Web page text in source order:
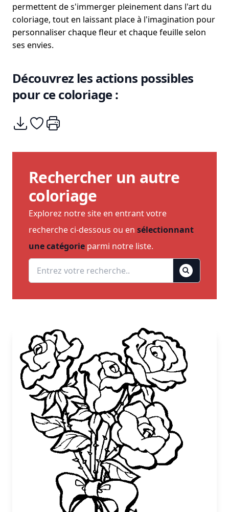
permettent de s'immerger pleinement dans l'art du
coloriage, tout en laissant place à l'imagination pour
personnaliser chaque fleur et chaque feuille selon
ses envies.
Découvrez les actions possibles
pour ce coloriage :
Télécharger
Ajouter à mes coups de coeurs
Imprimer
Rechercher un autre
coloriage
Explorez notre site en entrant votre
recherche ci-dessous ou en sélectionnant
une catégorie parmi notre liste.